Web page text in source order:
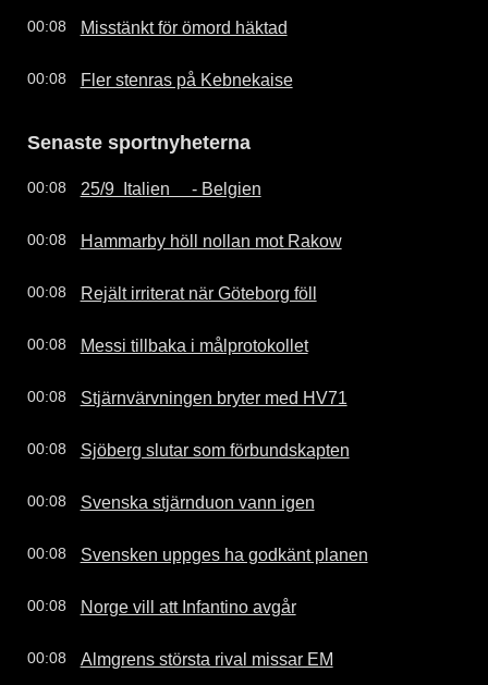
00:08 Misstänkt för ömord häktad
00:08 Fler stenras på Kebnekaise
Senaste sportnyheterna
00:08 25/9  Italien     - Belgien
00:08 Hammarby höll nollan mot Rakow
00:08 Rejält irriterat när Göteborg föll
00:08 Messi tillbaka i målprotokollet
00:08 Stjärnvärvningen bryter med HV71
00:08 Sjöberg slutar som förbundskapten
00:08 Svenska stjärnduon vann igen
00:08 Svensken uppges ha godkänt planen
00:08 Norge vill att Infantino avgår
00:08 Almgrens största rival missar EM